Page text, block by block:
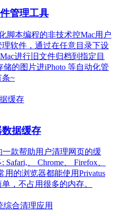
管理工具
脚本编程的非技术控Mac用户
软件，通过在任意目录下设
进行旧文件归档到指定目
储的图片进iPhoto 等自动化管
条~
据缓存
一款帮助用户清理网页的缓
、 Chrome、 Firefox、
用的浏览器都能使用Privatus
，不占用很多的内存。